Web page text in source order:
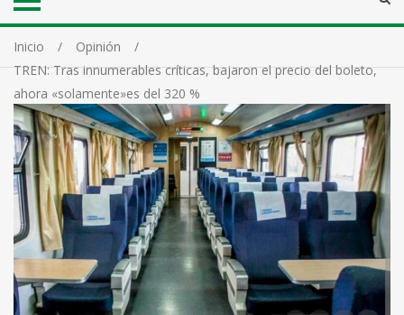
Inicio
Opinión
TREN: Tras innumerables críticas, bajaron el precio del boleto,
ahora «solamente»es del 320 %